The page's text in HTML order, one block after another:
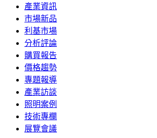
產業資訊
市場新品
利基市場
分析評論
購買報告
價格趨勢
專題報導
產業訪談
照明案例
技術專欄
展覽會議